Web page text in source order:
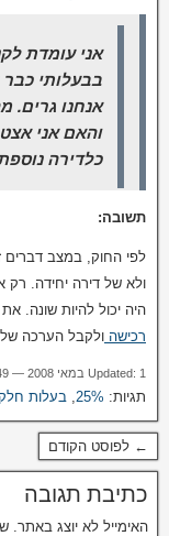
אני עומדת
אנחנו גרים.
והאם אני
כלדירה
תשובה:
לפי החוק, במצב דברים
היה יכול להיות שונה. את
רכישה ולקבל הערכה
Updated: 1 במאי 2008 — 13:49
תגיות: 25%
, בעלות
← לפוסט הקודם
כתיבת תגובה
האימייל לא יוצג באתר.